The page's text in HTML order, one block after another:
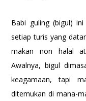
Babi guling (bigul)
setiap turis yang
makan non halal
Awalnya, bigul
keagamaan, tapi
ditemukan di mana-